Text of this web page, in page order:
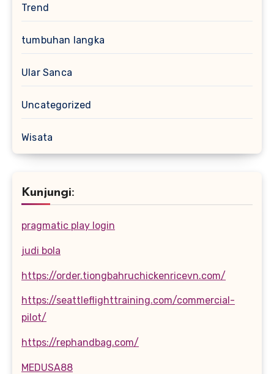
Trend
tumbuhan langka
Ular Sanca
Uncategorized
Wisata
Kunjungi:
pragmatic play login
judi bola
https://order.tiongbahruchickenricevn.com/
https://seattleflighttraining.com/commercial-
pilot/
https://rephandbag.com/
MEDUSA88